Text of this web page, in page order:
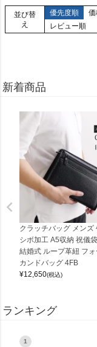
並び替
え
優先度順
レビュー順
新着商品
クラッチバッグ メンズ
シボ加工 A5収納 祝儀
結婚式 ループ革紐 フ
カンドバッグ 4FB
¥12,650(税込)
ランキング
1